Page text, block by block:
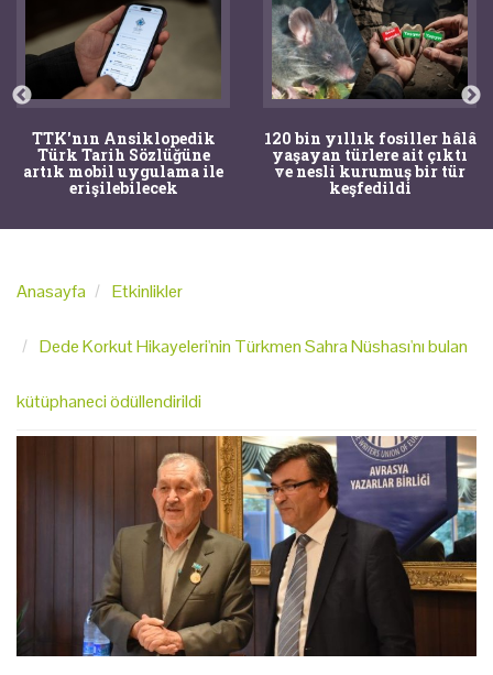
TTK'nın Ansiklopedik
Türk Tarih Sözlüğüne
artık mobil uygulama ile
erişilebilecek
120 bin yıllık fosiller hâlâ
yaşayan türlere ait çıktı
ve nesli kurumuş bir tür
keşfedildi
Anasayfa Etkinlikler
Dede Korkut Hikayeleri'nin Türkmen Sahra Nüshası'nı bulan
kütüphaneci ödüllendirildi